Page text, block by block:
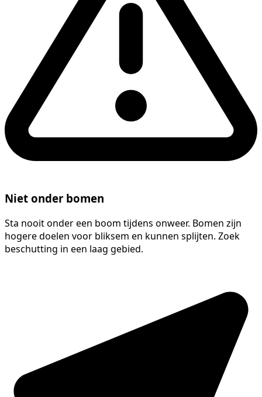
Niet onder bomen
Sta nooit onder een boom tijdens onweer. Bomen zijn
hogere doelen voor bliksem en kunnen splijten. Zoek
beschutting in een laag gebied.